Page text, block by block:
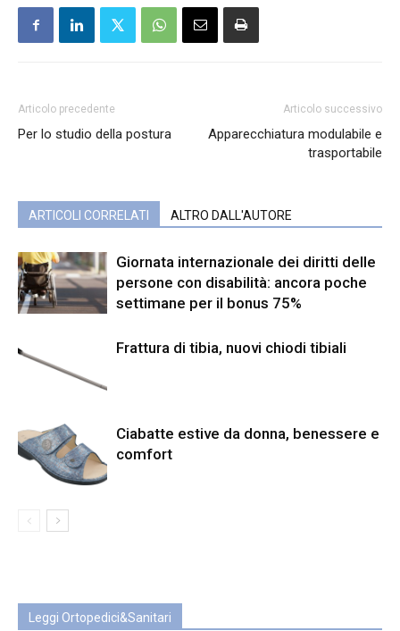
Articolo precedente
Per lo studio della postura
Articolo successivo
Apparecchiatura modulabile e
trasportabile
ARTICOLI CORRELATI ALTRO DALL'AUTORE
Giornata internazionale dei diritti delle
persone con disabilità: ancora poche
settimane per il bonus 75%
Frattura di tibia, nuovi chiodi tibiali
Ciabatte estive da donna, benessere e
comfort
Leggi Ortopedici&Sanitari